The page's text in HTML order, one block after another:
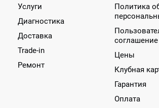
Услуги
Диагностика
Доставка
Trade-in
Ремонт
Политика
соглашение
Цены
Клубная
Гарантия
Оплата